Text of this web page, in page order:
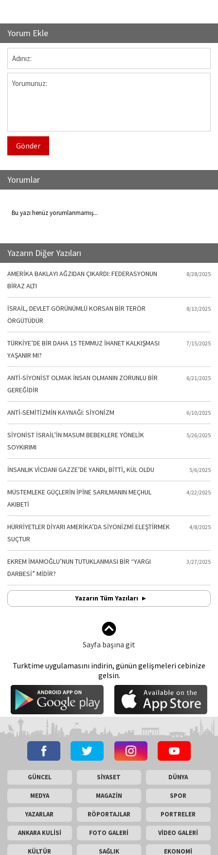
Yorum Ekle
Gönder
Yorumlar
Bu yazı henüz yorumlanmamış...
Yazarın Diğer Yazıları
AMERİKA BAKLAYI AĞZIDAN ÇIKARDI: FEDERASYONUN
BİRAZ ALTI
8/28/2025
İSRAİL, DEVLET GÖRÜNÜMLÜ KORSAN BİR TERÖR
ÖRGÜTÜDÜR
8/13/2025
TÜRKİYE’DE BİR DAHA 15 TEMMUZ İHANET KALKIŞMASI
YAŞANIR MI?
7/15/2025
ANTİ-SİYONİST OLMAK İNSAN OLMANIN ZORUNLU BİR
GEREĞİDİR
6/21/2025
ANTİ-SEMİTİZMİN KAYNAĞI: SİYONİZM 6/10/2025
SİYONİST İSRAİL’İN MASUM BEBEKLERE YÖNELİK
SOYKIRIMI
5/26/2025
İNSANLIK VİCDANI GAZZE’DE YANDI, BİTTİ, KÜL OLDU 5/6/2025
MÜSTEMLEKE GÜÇLERİN İPİNE SARILMANIN MEÇHUL
AKIBETİ
4/22/2025
HÜRRİYETLER DİYARI AMERİKA’DA SİYONİZMİ ELEŞTİRMEK
SUÇTUR
4/8/2025
EKREM İMAMOĞLU’NUN TUTUKLANMASI BİR “YARGI
DARBESİ” MİDİR?
3/27/2025
Yazarın Tüm Yazıları
Sayfa başına git
Turktime uygulamasını indirin, günün gelişmeleri cebinize
gelsin.
GÜNCEL SİYASET DÜNYA
MEDYA MAGAZİN SPOR
YAZARLAR RÖPORTAJLAR PORTRELER
ANKARA KULİSİ FOTO GALERİ VİDEO GALERİ
KÜLTÜR SAĞLIK EKONOMİ